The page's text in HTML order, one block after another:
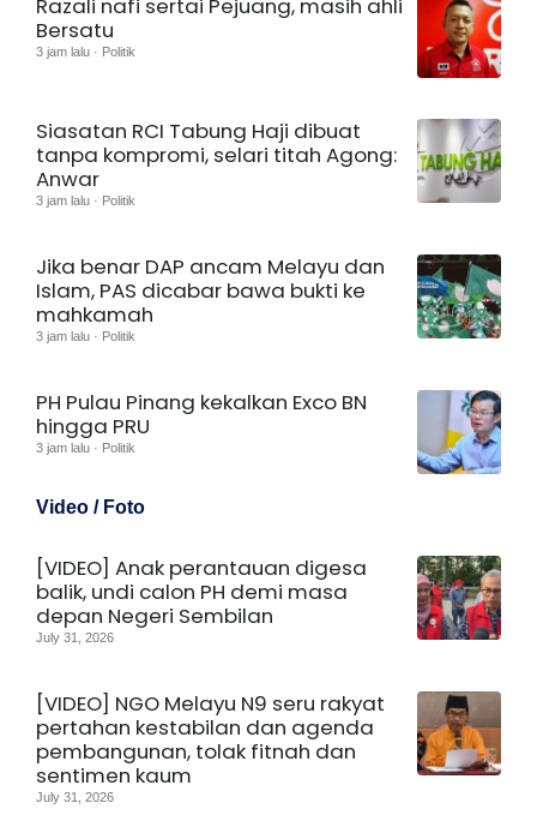
Razali nafi sertai Pejuang, masih ahli
Bersatu
3 jam lalu · Politik
Siasatan RCI Tabung Haji dibuat
tanpa kompromi, selari titah Agong:
Anwar
3 jam lalu · Politik
Jika benar DAP ancam Melayu dan
Islam, PAS dicabar bawa bukti ke
mahkamah
3 jam lalu · Politik
PH Pulau Pinang kekalkan Exco BN
hingga PRU
3 jam lalu · Politik
Video / Foto
[VIDEO] Anak perantauan digesa
balik, undi calon PH demi masa
depan Negeri Sembilan
July 31, 2026
[VIDEO] NGO Melayu N9 seru rakyat
pertahan kestabilan dan agenda
pembangunan, tolak fitnah dan
sentimen kaum
July 31, 2026